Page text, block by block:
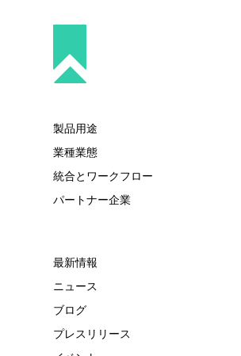
製品用途
業種業態
統合とワークフロー
パートナー企業
最新情報
ニュース
ブログ
プレスリリース